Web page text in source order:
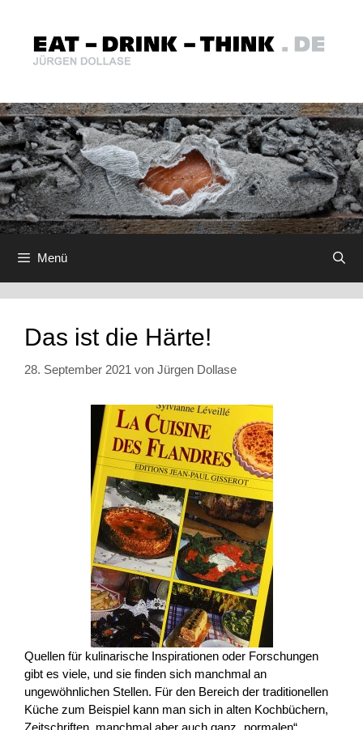
springen
Menü
Das ist die Härte!
28. September 2021 von Jürgen Dollase
Quellen für kulinarische Inspirationen oder Forschungen
gibt es viele, und sie finden sich manchmal an
ungewöhnlichen Stellen. Für den Bereich der traditionellen
Küche zum Beispiel kann man sich in alten Kochbüchern,
Zeitschriften, manchmal aber auch ganz „normalen“